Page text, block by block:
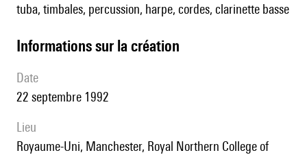
tuba, timbales, percussion, harpe, cordes, clarinette basse
informations sur la création
date
22 septembre 1992
lieu
Royaume-Uni, Manchester, Royal Northern College of